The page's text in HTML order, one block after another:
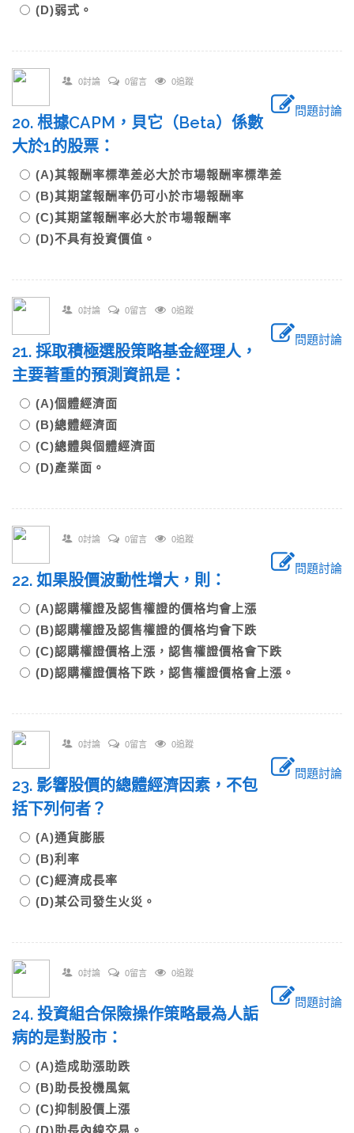
(D)弱式。
0討論 0留言 0追蹤
問題討論
20. 根據CAPM，貝它（Beta）係數
大於1的股票：
(A)其報酬率標準差必大於市場報酬率標準差
(B)其期望報酬率仍可小於市場報酬率
(C)其期望報酬率必大於市場報酬率
(D)不具有投資價值。
0討論 0留言 0追蹤
問題討論
21. 採取積極選股策略基金經理人，
主要著重的預測資訊是：
(A)個體經濟面
(B)總體經濟面
(C)總體與個體經濟面
(D)產業面。
0討論 0留言 0追蹤
問題討論
22. 如果股價波動性增大，則：
(A)認購權證及認售權證的價格均會上漲
(B)認購權證及認售權證的價格均會下跌
(C)認購權證價格上漲，認售權證價格會下跌
(D)認購權證價格下跌，認售權證價格會上漲。
0討論 0留言 0追蹤
問題討論
23. 影響股價的總體經濟因素，不包
括下列何者？
(A)通貨膨脹
(B)利率
(C)經濟成長率
(D)某公司發生火災。
0討論 0留言 0追蹤
問題討論
24. 投資組合保險操作策略最為人詬
病的是對股市：
(A)造成助漲助跌
(B)助長投機風氣
(C)抑制股價上漲
(D)助長內線交易。